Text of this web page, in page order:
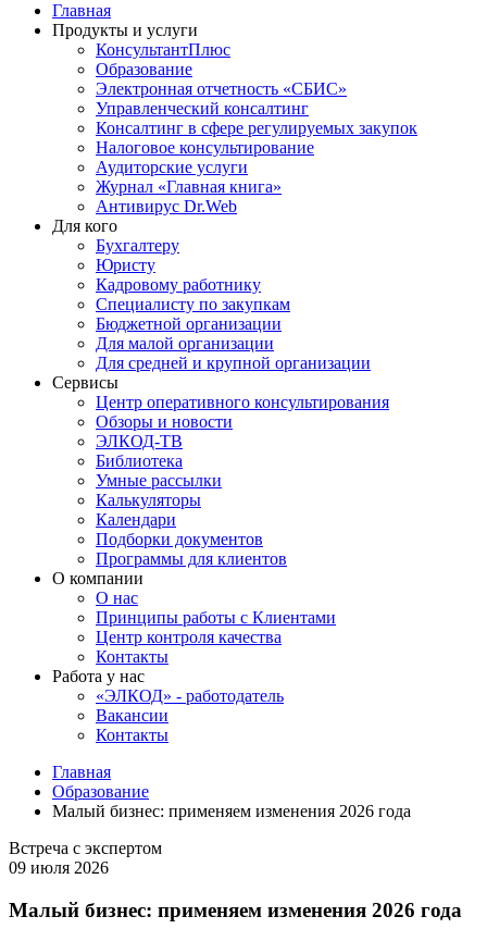
Главная
Продукты и услуги
КонсультантПлюс
Образование
Электронная отчетность «СБИС»
Управленческий консалтинг
Консалтинг в сфере регулируемых закупок
Налоговое консультирование
Аудиторские услуги
Журнал «Главная книга»
Антивирус Dr.Web
Для кого
Бухгалтеру
Юристу
Кадровому работнику
Специалисту по закупкам
Бюджетной организации
Для малой организации
Для средней и крупной организации
Сервисы
Центр оперативного консультирования
Обзоры и новости
ЭЛКОД-ТВ
Библиотека
Умные рассылки
Калькуляторы
Календари
Подборки документов
Программы для клиентов
О компании
О нас
Принципы работы с Клиентами
Центр контроля качества
Контакты
Работа у нас
«ЭЛКОД» - работодатель
Вакансии
Контакты
Главная
Образование
Малый бизнес: применяем изменения 2026 года
Встреча с экспертом
09 июля 2026
Малый бизнес: применяем изменения 2026 года